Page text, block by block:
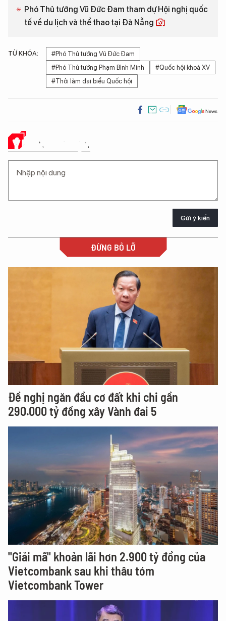
Phó Thủ tướng Vũ Đức Đam tham dự Hội nghị quốc
tế về du lịch và thể thao tại Đà Nẵng
TỪ KHÓA:
#Phó Thủ tướng Vũ Đức Đam
#Phó Thủ tướng Phạm Bình Minh
#Quốc hội khoá XV
#Thôi làm đại biểu Quốc hội
Ý KIẾN CỦA BẠN
Gửi ý kiến
ĐỪNG BỎ LỠ
Đề nghị ngăn đầu cơ đất khi chi gần
290.000 tỷ đồng xây Vành đai 5
"Giải mã" khoản lãi hơn 2.900 tỷ đồng của
Vietcombank sau khi thâu tóm
Vietcombank Tower